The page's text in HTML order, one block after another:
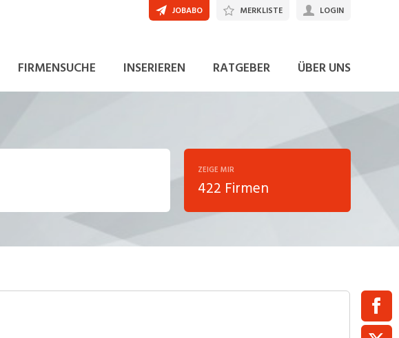
FIRMENSUCHE INSERIEREN RATGEBER ÜBER UNS
JOBABO MERKLISTE LOGIN
ZEIGE MIR
422 Firmen